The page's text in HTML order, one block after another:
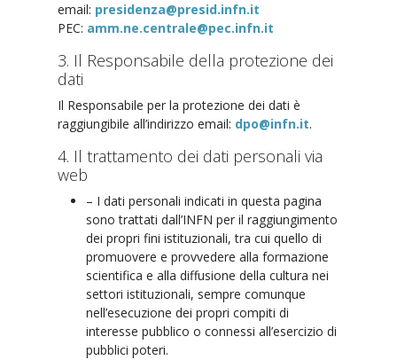
email: presidenza@presid.infn.it
PEC: amm.ne.centrale@pec.infn.it
3. Il Responsabile della protezione dei
dati
Il Responsabile per la protezione dei dati è
raggiungibile all’indirizzo email: dpo@infn.it.
4. Il trattamento dei dati personali via
web
– I dati personali indicati in questa pagina
sono trattati dall’INFN per il raggiungimento
dei propri fini istituzionali, tra cui quello di
promuovere e provvedere alla formazione
scientifica e alla diffusione della cultura nei
settori istituzionali, sempre comunque
nell’esecuzione dei propri compiti di
interesse pubblico o connessi all’esercizio di
pubblici poteri.